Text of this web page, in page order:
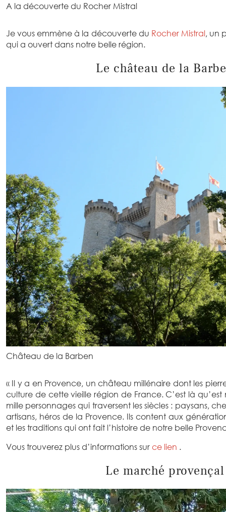
A la découverte du Rocher Mistral
Je vous emmène à la découverte du Rocher Mistral, un
qui a ouvert dans notre belle région.
Le château de la
Château de la Barben
« Il y a en Provence, un château millénaire dont les
culture de cette vieille région de France. C’est là qu’est
mille personnages qui traversent les siècles : paysans,
artisans, héros de la Provence. Ils content aux
et les traditions qui ont fait l’histoire de notre belle
Vous trouverez plus d’informations sur ce lien .
Le marché provençal